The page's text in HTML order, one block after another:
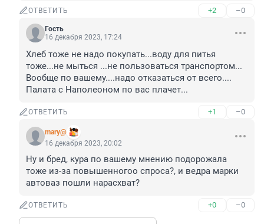
ОТВЕТИТЬ +2 –0
Гость
16 декабря 2023, 17:24
Хлеб тоже не надо покупать...воду для питья
тоже...не мыться ...не пользоваться транспортом...
Вообще по вашему....надо отказаться от всего....
Палата с Наполеоном по вас плачет...
ОТВЕТИТЬ +1 –0
mary@
16 декабря 2023, 20:02
Ну и бред, кура по вашему мнению подорожала
тоже из-за повышенногоо спроса?, и ведра марки
автоваз пошли нарасхват?
ОТВЕТИТЬ +0 –0